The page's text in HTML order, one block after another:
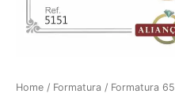
Home / Formatura / Formatura 65